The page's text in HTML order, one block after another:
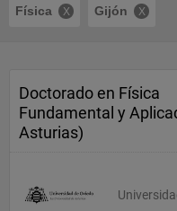
Física Gijón
Doctorado en Física
Fundamental y
Asturias)